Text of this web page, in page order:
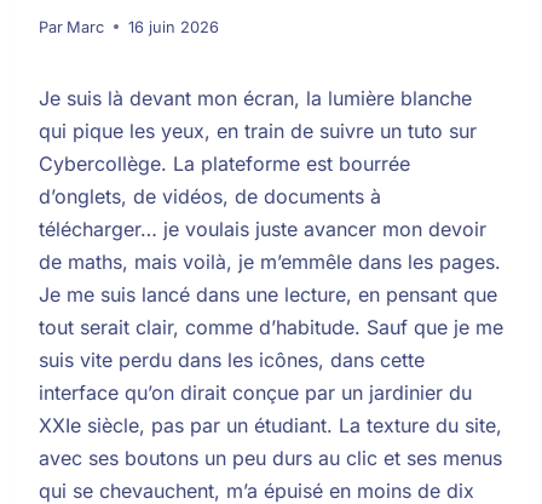
Par Marc 16 juin 2026
Je suis là devant mon écran, la lumière blanche
qui pique les yeux, en train de suivre un tuto sur
Cybercollège. La plateforme est bourrée
d’onglets, de vidéos, de documents à
télécharger… je voulais juste avancer mon devoir
de maths, mais voilà, je m’emmêle dans les pages.
Je me suis lancé dans une lecture, en pensant que
tout serait clair, comme d’habitude. Sauf que je me
suis vite perdu dans les icônes, dans cette
interface qu’on dirait conçue par un jardinier du
XXIe siècle, pas par un étudiant. La texture du site,
avec ses boutons un peu durs au clic et ses menus
qui se chevauchent, m’a épuisé en moins de dix